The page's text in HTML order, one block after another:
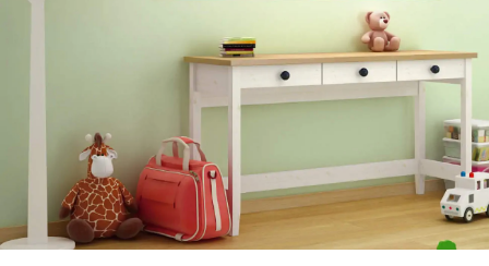
耐震と窓
進化する防火窓
部屋別おすすめ窓
使いやすい窓／便利な窓
窓リフォーム